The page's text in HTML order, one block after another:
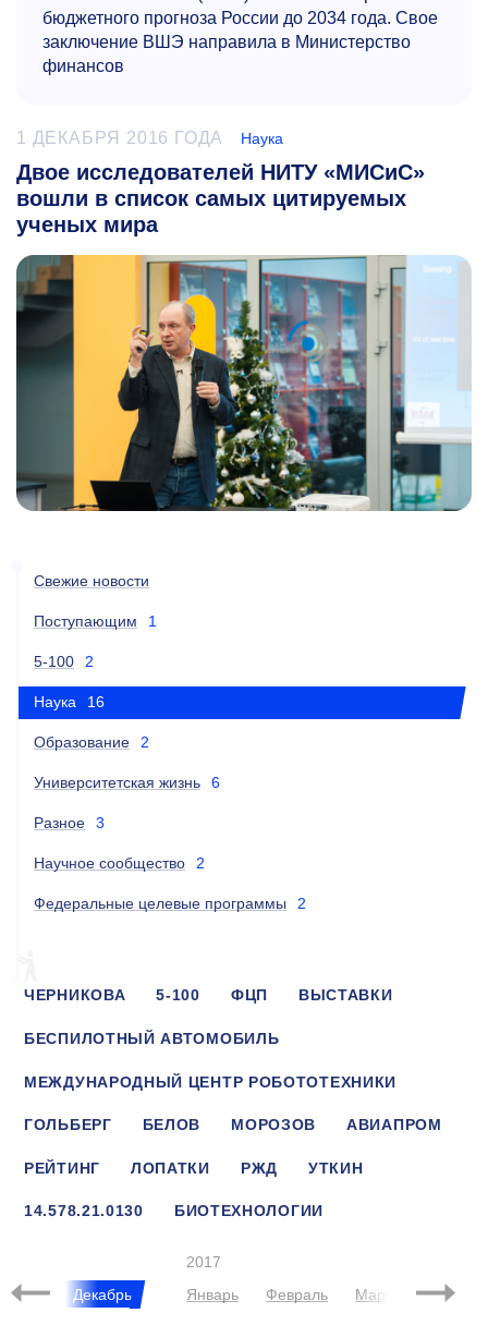
бюджетного прогноза России до 2034 года. Свое
заключение ВШЭ направила в Министерство
финансов
1 ДЕКАБРЯ 2016 ГОДА Наука
Двое исследователей НИТУ «МИСиС»
вошли в список самых цитируемых
ученых мира
Свежие новости
Поступающим 1
5-100 2
Наука 16
Образование 2
Университетская жизнь 6
Разное 3
Научное сообщество 2
Федеральные целевые программы 2
ЧЕРНИКОВА 5-100 ФЦП ВЫСТАВКИ
БЕСПИЛОТНЫЙ АВТОМОБИЛЬ
МЕЖДУНАРОДНЫЙ ЦЕНТР РОБОТОТЕХНИКИ
ГОЛЬБЕРГ БЕЛОВ МОРОЗОВ АВИАПРОМ
РЕЙТИНГ ЛОПАТКИ РЖД УТКИН
14.578.21.0130 БИОТЕХНОЛОГИИ
SIIF-2016
Декабрь
2017
Январь
Февраль Март Апрель